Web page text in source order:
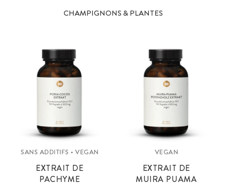
CHAMPIGNONS & PLANTES
SANS ADDITIFS • VEGAN
EXTRAIT DE
PACHYME
VEGAN
EXTRAIT DE
MUIRA PUAMA